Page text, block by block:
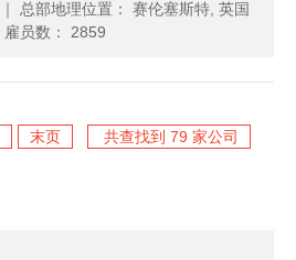
｜ 总部地理位置： 赛伦塞斯特, 英国
雇员数： 2859
末页 共查找到 79 家公司